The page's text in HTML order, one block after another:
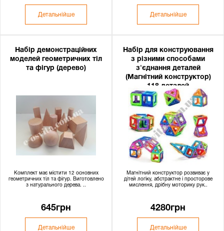
Детальнійше Детальнійше
Набір демонстраційних
моделей геометричних тіл
та фігур (дерево)
Комплект має містити 12 основних
геометричних тіл та фігур. Виготовлено
з натурального дерева. ..
645грн
Детальнійше
Набір для конструювання
з різними способами
з'єднання деталей
(Магнітний конструктор)
118 деталей
Магнітний конструктор розвиває у
дітей логіку, абстрактне і просторове
мислення, дрібну моторику рук..
4280грн
Детальнійше